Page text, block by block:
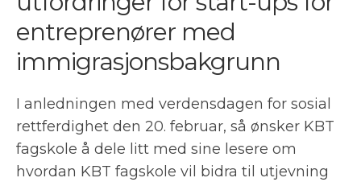
entreprenører med
immigrasjonsbakgrunn
I anledningen med verdensdagen for sosial
rettferdighet den 20. februar, så ønsker KBT
fagskole å dele litt med sine lesere om
hvordan KBT fagskole vil bidra til utjevning